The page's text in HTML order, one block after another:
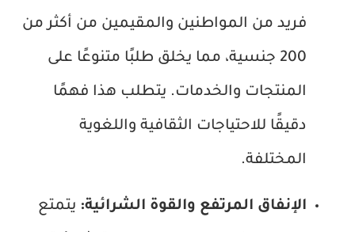
فريد من المواطنين والمقيمين من أكثر من
200 جنسية، مما يخلق طلبًا متنوعًا على
المنتجات والخدمات. يتطلب هذا فهمًا
دقيقًا للاحتياجات الثقافية واللغوية
المختلفة.
الإنفاق المرتفع والقوة الشرائية: يتمتع